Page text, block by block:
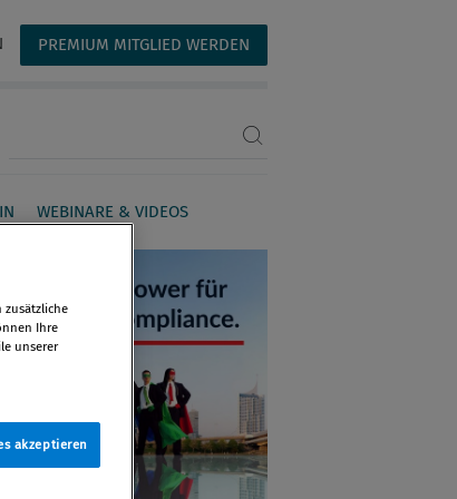
PREMIUM MITGLIED WERDEN
WEBINARE & VIDEOS
zusätzliche
Ihre
unserer
akzeptieren